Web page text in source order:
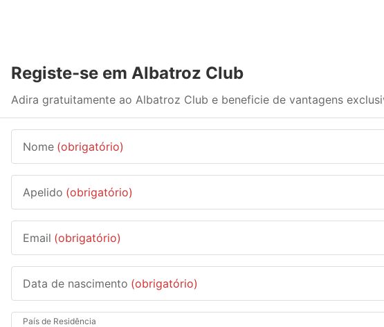
Registe-se em Albatroz Club
Adira gratuitamente ao Albatroz Club e beneficie de vantagens
Nome (obrigatório)
Apelido (obrigatório)
Email (obrigatório)
Data de nascimento (obrigatório)
País de Residência